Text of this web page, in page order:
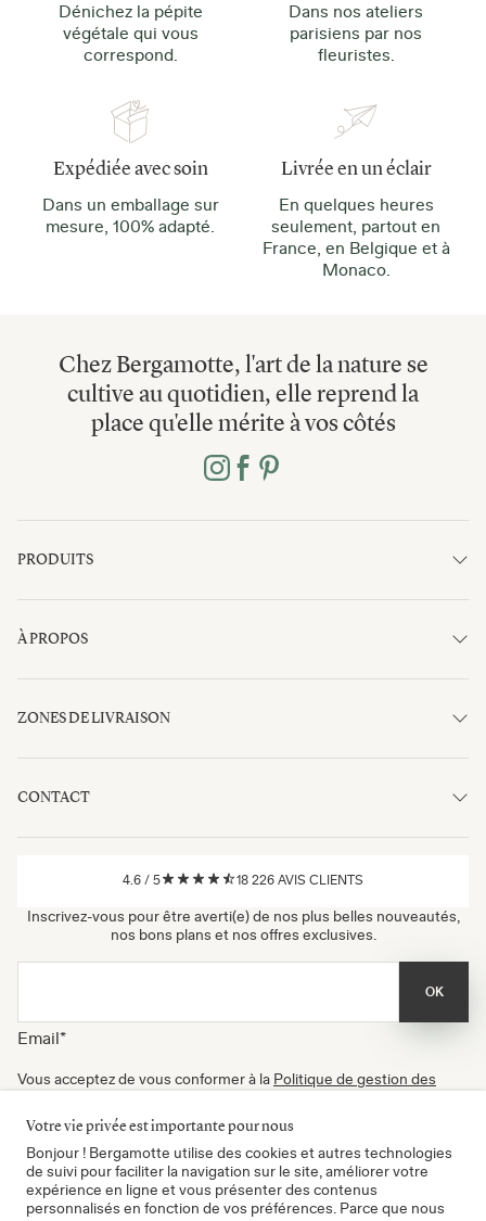
Dénichez la pépite
végétale qui vous
correspond.
Dans nos ateliers
parisiens par nos
fleuristes.
Expédiée avec soin
Dans un emballage sur
mesure, 100% adapté.
Livrée en un éclair
En quelques heures
seulement, partout en
France, en Belgique et à
Monaco.
Chez Bergamotte, l'art de la nature se
cultive au quotidien, elle reprend la
place qu'elle mérite à vos côtés
PRODUITS
À PROPOS
ZONES DE LIVRAISON
CONTACT
4.6 / 5 18 226 AVIS CLIENTS
Inscrivez-vous pour être averti(e) de nos plus belles nouveautés,
nos bons plans et nos offres exclusives.
Email*
OK
Vous acceptez de vous conformer à la Politique de gestion des
newsletters. Vous pouvez vous désinscrire à tout moment.
Certifié B Corp
Votre vie privée est importante pour nous
Bonjour ! Bergamotte utilise des cookies et autres technologies
de suivi pour faciliter la navigation sur le site, améliorer votre
expérience en ligne et vous présenter des contenus
personnalisés en fonction de vos préférences. Parce que nous